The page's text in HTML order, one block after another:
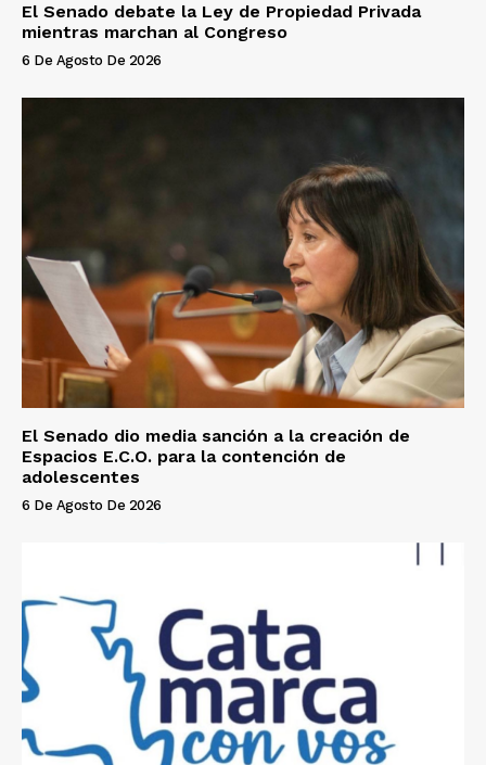
El Senado debate la Ley de Propiedad Privada
mientras marchan al Congreso
6 De Agosto De 2026
El Senado dio media sanción a la creación de
Espacios E.C.O. para la contención de
adolescentes
6 De Agosto De 2026